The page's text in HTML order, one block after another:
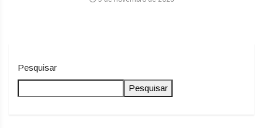
Pesquisar
Pesquisar